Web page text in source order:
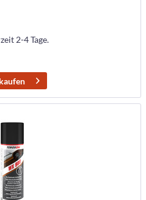
2-4 Tage.